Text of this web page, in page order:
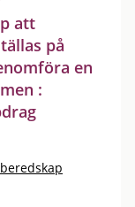
att
på
en
: